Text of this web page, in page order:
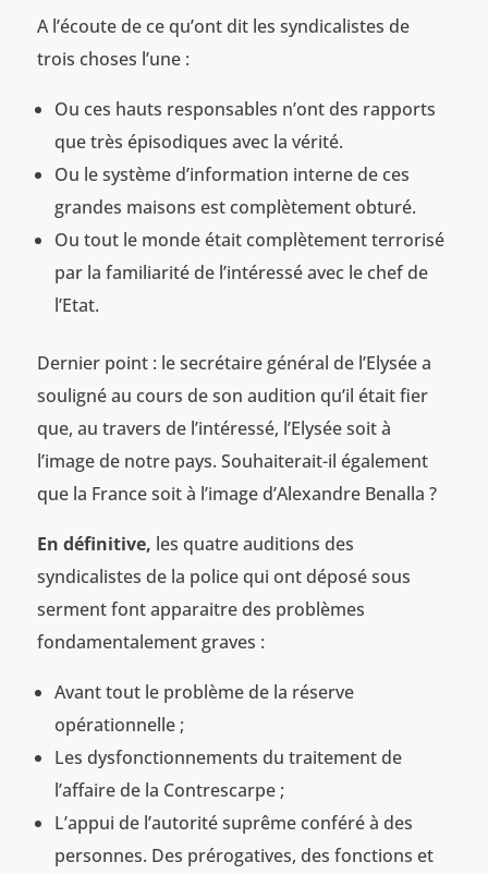
A l’écoute de ce qu’ont dit les syndicalistes de
trois choses l’une :
Ou ces hauts responsables n’ont des rapports
que très épisodiques avec la vérité.
Ou le système d’information interne de ces
grandes maisons est complètement obturé.
Ou tout le monde était complètement terrorisé
par la familiarité de l’intéressé avec le chef de
l’Etat.
Dernier point : le secrétaire général de l’Elysée a
souligné au cours de son audition qu’il était fier
que, au travers de l’intéressé, l’Elysée soit à
l’image de notre pays. Souhaiterait-il également
que la France soit à l’image d’Alexandre Benalla ?
En définitive, les quatre auditions des
syndicalistes de la police qui ont déposé sous
serment font apparaitre des problèmes
fondamentalement graves :
Avant tout le problème de la réserve
opérationnelle ;
Les dysfonctionnements du traitement de
l’affaire de la Contrescarpe ;
L’appui de l’autorité suprême conféré à des
personnes. Des prérogatives, des fonctions et